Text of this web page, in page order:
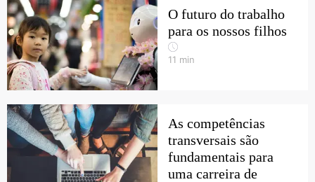
O futuro do trabalho
para os nossos filhos
11 min
As competências
transversais são
fundamentais para
uma carreira de